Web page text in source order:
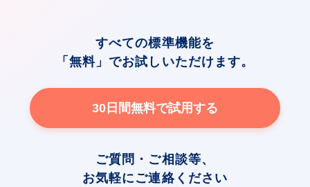
すべての標準機能を
「無料」でお試しいただけます。
30日間無料で試用する
ご質問・ご相談等、
お気軽にご連絡ください